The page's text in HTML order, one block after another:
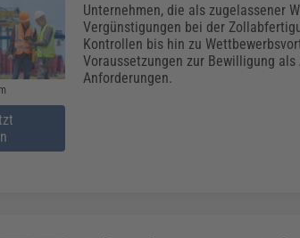
Unternehmen, die als zugelassener
Vergünstigungen bei der
Kontrollen bis hin zu
Voraussetzungen zur Bewilligung
Anforderungen.